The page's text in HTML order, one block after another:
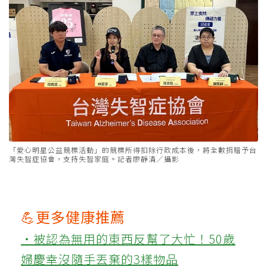
「愛心明星公益競標活動」的競標所得扣除行政成本後，將全數捐贈予台
灣失智症協會，支持失智家庭。記者廖靜清／攝影
💪更多健康推薦
‧被認為無用的東西反幫了大忙！50歲
婦慶幸沒隨手丟棄的3樣物品